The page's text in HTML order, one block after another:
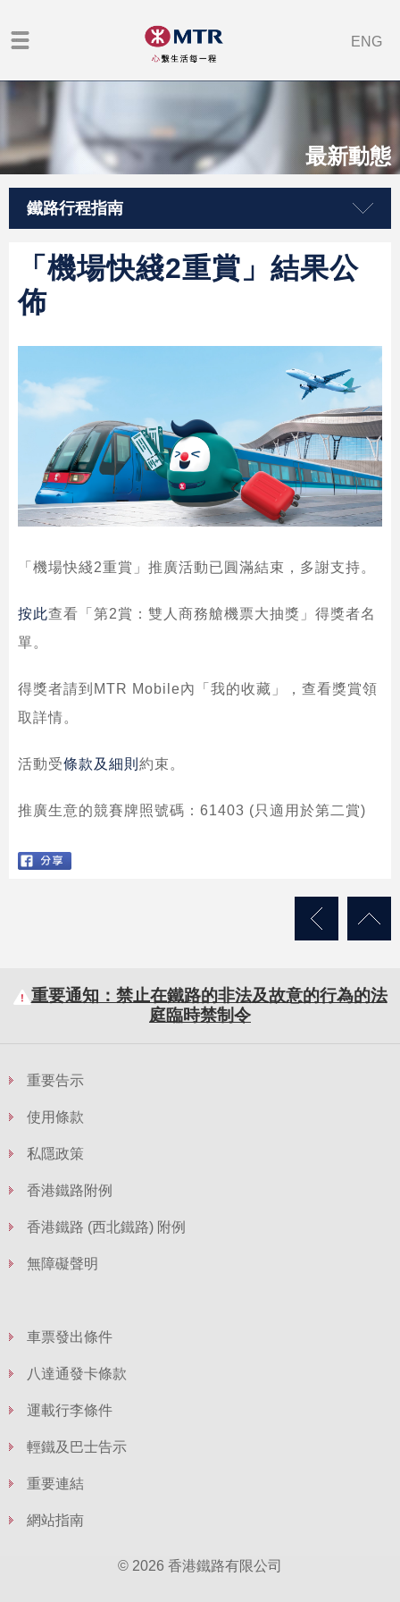
ENG
最新動態
鐵路行程指南
「機場快綫2重賞」結果公
佈
「機場快綫2重賞」推廣活動已圓滿結束，多謝支持。
按此查看「第2賞：雙人商務艙機票大抽獎」得獎者名
單。
得獎者請到MTR Mobile內「我的收藏」，查看獎賞領
取詳情。
活動受條款及細則 約束。
推廣生意的競賽牌照號碼：61403 (只適用於第二賞)
重要通知：禁止在鐵路的非法及故意的行為的法
庭臨時禁制令
重要告示
使用條款
私隱政策
香港鐵路附例
香港鐵路 (西北鐵路) 附例
無障礙聲明
車票發出條件
八達通發卡條款
運載行李條件
輕鐵及巴士告示
重要連結
網站指南
© 2026 香港鐵路有限公司